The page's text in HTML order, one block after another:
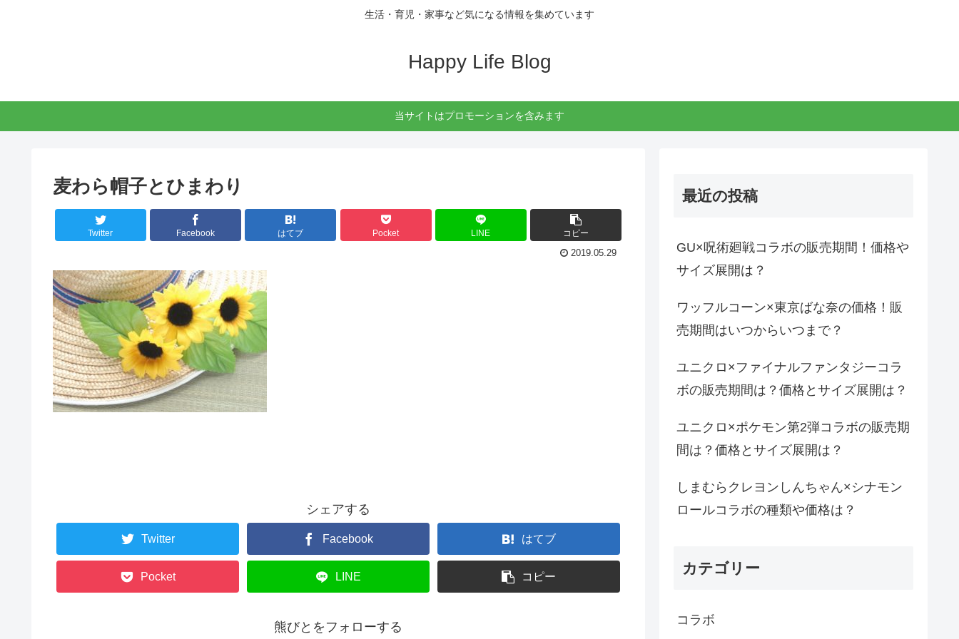
生活・育児・家事など気になる情報を集めています
Happy Life Blog
当サイトはプロモーションを含みます
麦わら帽子とひまわり
Twitter Facebook はてブ Pocket LINE コピー
2019.05.29
シェアする
Twitter Facebook はてブ
Pocket LINE コピー
熊びとをフォローする
最近の投稿
GU×呪術廻戦コラボの販売期間！価格や
サイズ展開は？
ワッフルコーン×東京ばな奈の価格！販
売期間はいつからいつまで？
ユニクロ×ファイナルファンタジーコラ
ボの販売期間は？価格とサイズ展開は？
ユニクロ×ポケモン第2弾コラボの販売期
間は？価格とサイズ展開は？
しまむらクレヨンしんちゃん×シナモン
ロールコラボの種類や価格は？
カテゴリー
コラボ